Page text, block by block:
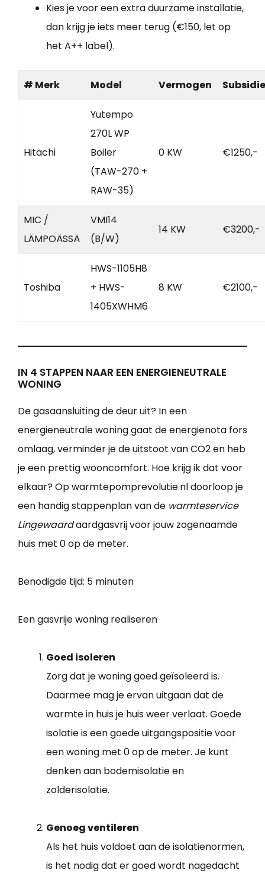
Kies je voor een extra duurzame installatie,
dan krijg je iets meer terug (€150, let op
het A++ label).
# Merk Model Vermogen Subsidie
Hitachi
Yutempo
270L WP
Boiler
(TAW-270 +
RAW-35)
0 KW €1250,-
MIC /
LÄMPOÄSSÄ
VMI14
(B/W)
14 KW €3200,-
Toshiba
HWS-1105H8
+ HWS-
1405XWHM6
8 KW €2100,-
IN 4 STAPPEN NAAR EEN ENERGIENEUTRALE
WONING
De gasaansluiting de deur uit? In een
energieneutrale woning gaat de energienota fors
omlaag, verminder je de uitstoot van CO2 en heb
je een prettig wooncomfort. Hoe krijg ik dat voor
elkaar? Op warmtepomprevolutie.nl doorloop je
een handig stappenplan van de warmteservice
Lingewaardaardgasvrij voor jouw zogenaamde
huis met 0 op de meter.
Benodigde tijd: 5 minuten
Een gasvrije woning realiseren
Goed isoleren
Zorg dat je woning goed geïsoleerd is.
Daarmee mag je ervan uitgaan dat de
warmte in huis je huis weer verlaat. Goede
isolatie is een goede uitgangspositie voor
een woning met 0 op de meter. Je kunt
denken aan bodemisolatie en
zolderisolatie.
Genoeg ventileren
Als het huis voldoet aan de isolatienormen,
is het nodig dat er goed wordt nagedacht